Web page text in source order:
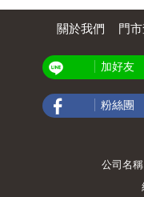
關於我們 門
加好友
粉絲團
公司名